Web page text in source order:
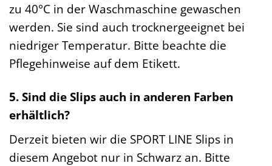
zu 40°C in der Waschmaschine gewaschen
werden. Sie sind auch trocknergeeignet bei
niedriger Temperatur. Bitte beachte die
Pflegehinweise auf dem Etikett.
5. Sind die Slips auch in anderen Farben
erhältlich?
Derzeit bieten wir die SPORT LINE Slips in
diesem Angebot nur in Schwarz an. Bitte